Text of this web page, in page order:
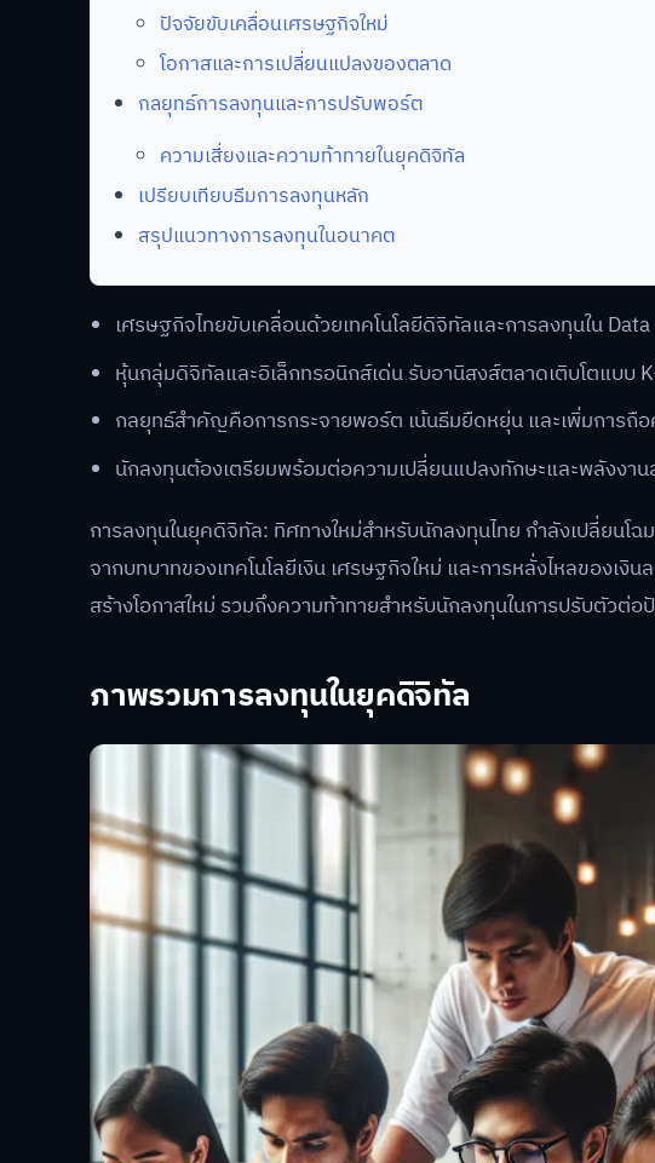
ปัจจัยขับเคลื่อนเศรษฐกิจใหม่
โอกาสและการเปลี่ยนแปลงของตลาด
กลยุทธ์การลงทุนและการปรับพอร์ต
ความเสี่ยงและความท้าทายในยุคดิจิทัล
เปรียบเทียบธีมการลงทุนหลัก
สรุปแนวทางการลงทุนในอนาคต
เศรษฐกิจไทยขับเคลื่อนด้วยเทคโนโลยีดิจิทัลและการลงทุนใน
หุ้นกลุ่มดิจิทัลและอิเล็กทรอนิกส์เด่น รับอานิสงส์ตลาดเติบโตแบบ
กลยุทธ์สำคัญคือการกระจายพอร์ต เน้นธีมยืดหยุ่น และเพิ่มการถื
นักลงทุนต้องเตรียมพร้อมต่อความเปลี่ยนแปลงทักษะและพลังงา
การลงทุนในยุคดิจิทัล: ทิศทางใหม่สำหรับนักลงทุนไทย กำลังเปลี่ยนโฉ
จากบทบาทของเทคโนโลยีเงิน เศรษฐกิจใหม่ และการหลั่งไหลของเงิ
สร้างโอกาสใหม่ รวมถึงความท้าทายสำหรับนักลงทุนในการปรับตัว
ภาพรวมการลงทุนในยุคดิจิทัล